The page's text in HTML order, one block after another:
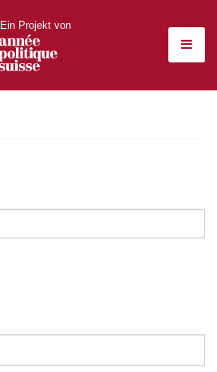
Ein Projekt von